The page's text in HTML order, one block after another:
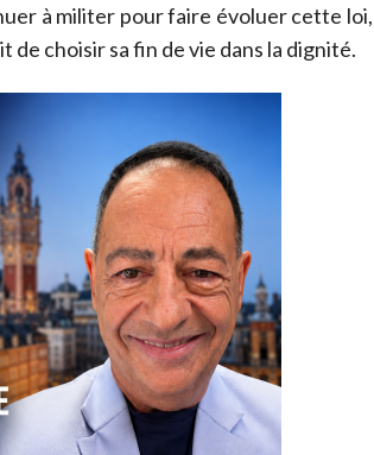
à militer pour faire évoluer cette loi,
choisir sa fin de vie dans la dignité.